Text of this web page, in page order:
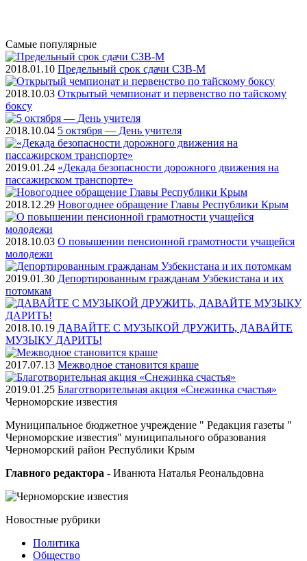
Самые популярные
2018.01.10 Предельный срок сдачи СЗВ-М
2018.10.03 Открытый чемпионат и первенство по тайскому
боксу
2018.10.04 5 октября — День учителя
2019.01.24 «Декада безопасности дорожного движения на
пассажирском транспорте»
2018.12.29 Новогоднее обращение Главы Республики Крым
2018.10.03 О повышении пенсионной грамотности учащейся
молодежи
2019.01.30 Депортированным гражданам Узбекистана и их
потомкам
2018.10.19 ДАВАЙТЕ С МУЗЫКОЙ ДРУЖИТЬ, ДАВАЙТЕ
МУЗЫКУ ДАРИТЬ!
2017.07.13 Межводное становится краше
2019.01.25 Благотворительная акция «Снежинка счастья»
Черноморские известия
Муниципальное бюджетное учреждение " Редакция газеты "
Черноморские известия" муниципального образования
Черноморский район Республики Крым
Главного редактора - Иванюта Наталья Реональдовна
Новостные рубрики
Политика
Общество